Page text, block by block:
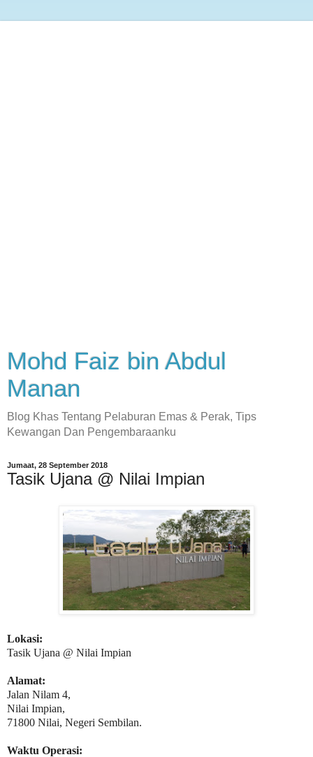
Mohd Faiz bin Abdul
Manan
Blog Khas Tentang Pelaburan Emas & Perak, Tips
Kewangan Dan Pengembaraanku
Jumaat, 28 September 2018
Tasik Ujana @ Nilai Impian
Lokasi:
Tasik Ujana @ Nilai Impian
Alamat:
Jalan Nilam 4,
Nilai Impian,
71800 Nilai, Negeri Sembilan.
Waktu Operasi: